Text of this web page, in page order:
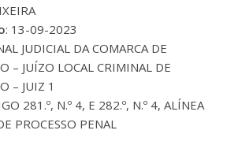
: 13-09-2023
JUDICIAL DA COMARCA DE
– JUÍZO LOCAL CRIMINAL DE
– JUIZ 1
281.º, N.º 4, E 282.º, N.º 4, ALÍNEA
PROCESSO PENAL